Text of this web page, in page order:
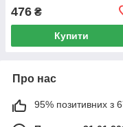
476 ₴
Купити
Про нас
95% позитивних з